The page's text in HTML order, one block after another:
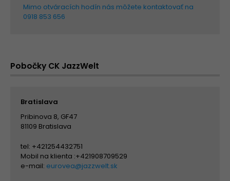
Mimo otváracích hodín nás môžete kontaktovať na
0918 853 656
Pobočky CK JazzWelt
Bratislava
Pribinova 8, GF47
81109 Bratislava
tel: +421254432751
Mobil na klienta :+421908709529
e-mail: eurovea@jazzwelt.sk